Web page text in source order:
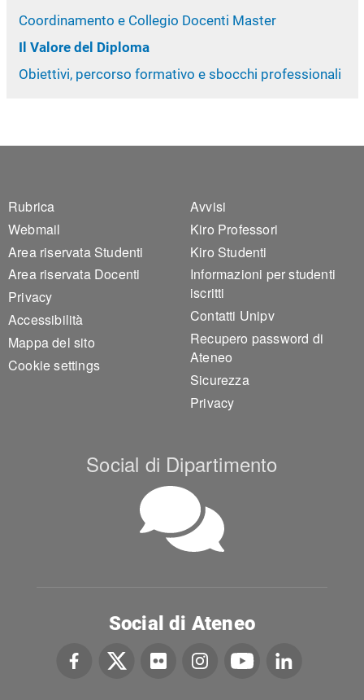
Coordinamento e Collegio Docenti Master
Il Valore del Diploma
Obiettivi, percorso formativo e sbocchi professionali
Footer 1
Rubrica
Webmail
Area riservata Studenti
Area riservata Docenti
Privacy
Accessibilità
Mappa del sito
Cookie settings
Footer 2
Avvisi
Kiro Professori
Kiro Studenti
Informazioni per studenti
iscritti
Contatti Unipv
Recupero password di
Ateneo
Sicurezza
Privacy
Social di Dipartimento
Social di Ateneo